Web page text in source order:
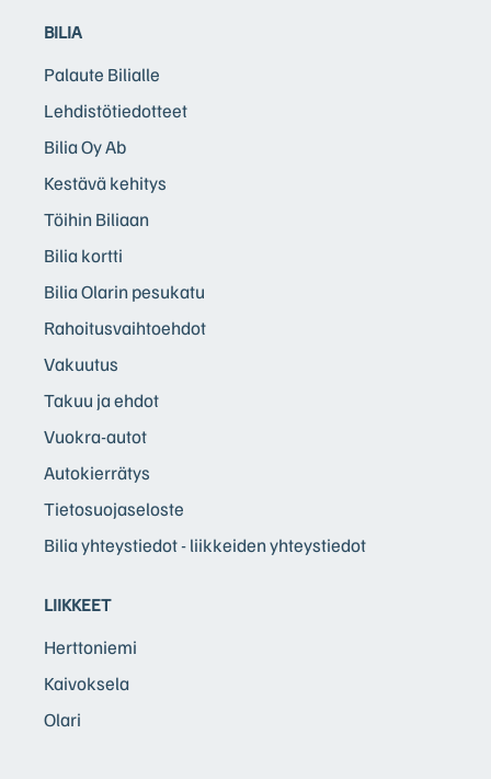
BILIA
Palaute Bilialle
Lehdistötiedotteet
Bilia Oy Ab
Kestävä kehitys
Töihin Biliaan
Bilia kortti
Bilia Olarin pesukatu
Rahoitusvaihtoehdot
Vakuutus
Takuu ja ehdot
Vuokra-autot
Autokierrätys
Tietosuojaseloste
Bilia yhteystiedot - liikkeiden yhteystiedot
LIIKKEET
Herttoniemi
Kaivoksela
Olari